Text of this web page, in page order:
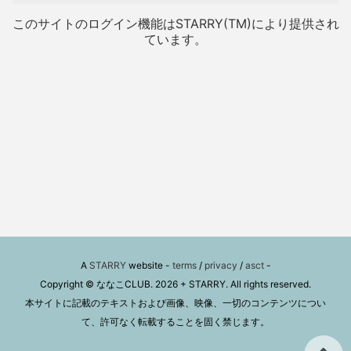
このサイトのログイン機能はSTARRY(TM)により提供され
ています。
A STARRYwebsite - terms/ privacy / asct-
Copyright © ななこCLUB. 2026 + STARRY. All rights reserved.
本サイトに記載のテキストおよび画像、映像、一切のコンテンツについ
て、許可なく転載することを固く禁じます。